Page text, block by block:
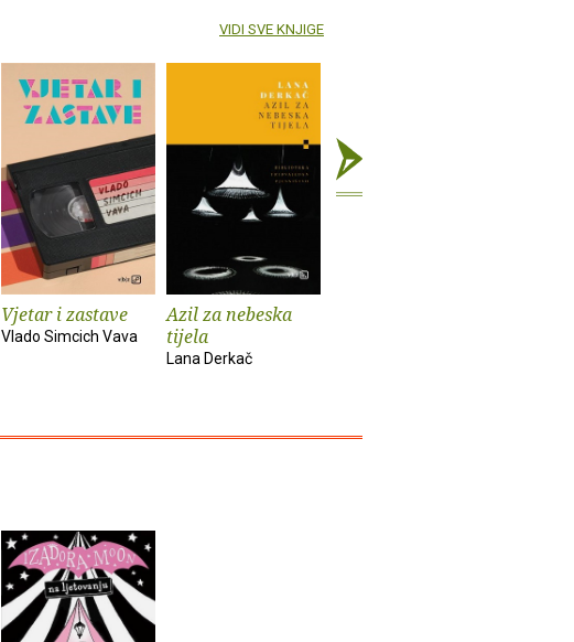
Vjetar i zastave
Vlado Simcich Vava
Azil za nebeska
tijela
Lana Derkač
VIDI SVE KNJIGE